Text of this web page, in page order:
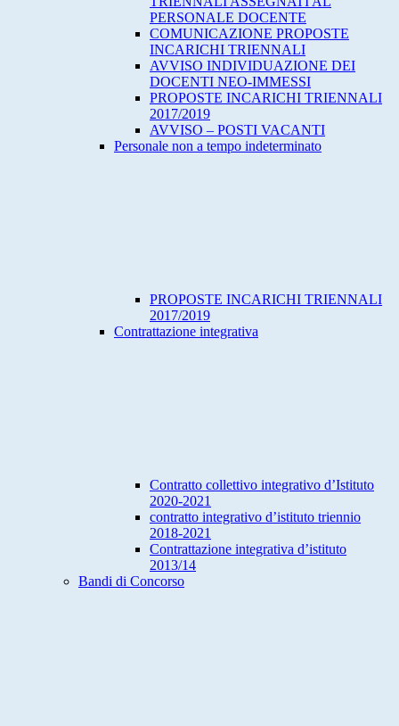
PERSONALE DOCENTE
COMUNICAZIONE PROPOSTE
INCARICHI TRIENNALI
AVVISO INDIVIDUAZIONE DEI
DOCENTI NEO-IMMESSI
PROPOSTE INCARICHI TRIENNALI
2017/2019
AVVISO – POSTI VACANTI
Personale non a tempo indeterminato
PROPOSTE INCARICHI TRIENNALI
2017/2019
Contrattazione integrativa
Contratto collettivo integrativo d’Istituto
2020-2021
contratto integrativo d’istituto triennio
2018-2021
Contrattazione integrativa d’istituto
2013/14
Bandi di Concorso